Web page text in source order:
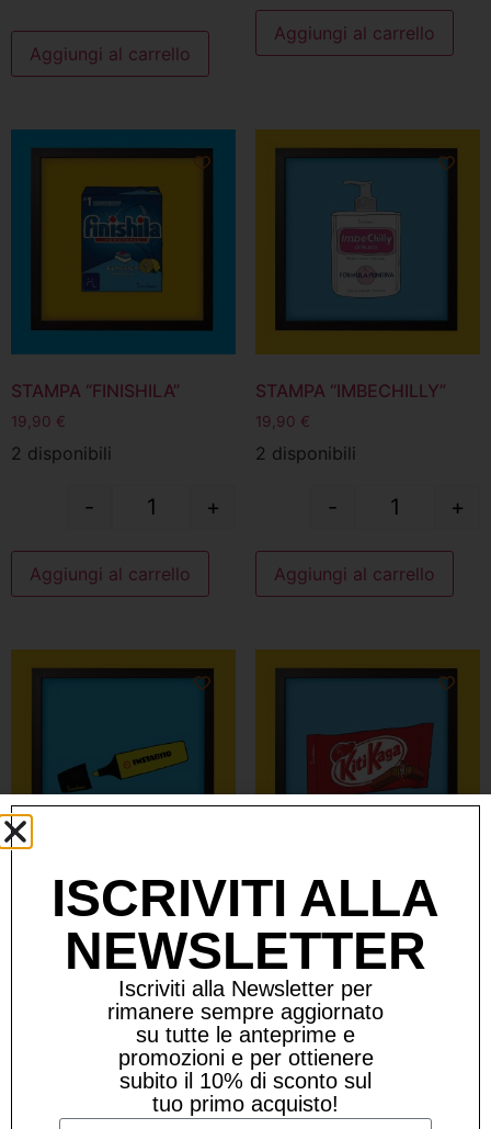
Aggiungi al carrello
Aggiungi al carrello
STAMPA “FINISHILA”
19,90 €
2 disponibili
- +
Aggiungi al carrello
STAMPA “IMBECHILLY”
19,90 €
2 disponibili
- +
Aggiungi al carrello
STAMPA “INSTABILO”
2 disponibili
+
Aggiungi al carrello
STAMPA “KITIKAGA”
19,90€
2 disponibili
-
Aggiungi al carrello
ISCRIVITI ALLA
NEWSLETTER
Iscriviti alla Newsletter per
rimanere sempre aggiornato
su tutte le anteprime e
promozioni e per ottienere
subito il 10% di sconto sul
tuo primo acquisto!